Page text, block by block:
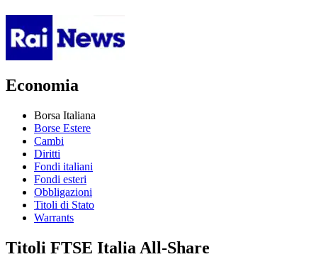
Economia
Borsa Italiana
Borse Estere
Cambi
Diritti
Fondi italiani
Fondi esteri
Obbligazioni
Titoli di Stato
Warrants
Titoli FTSE Italia All-Share